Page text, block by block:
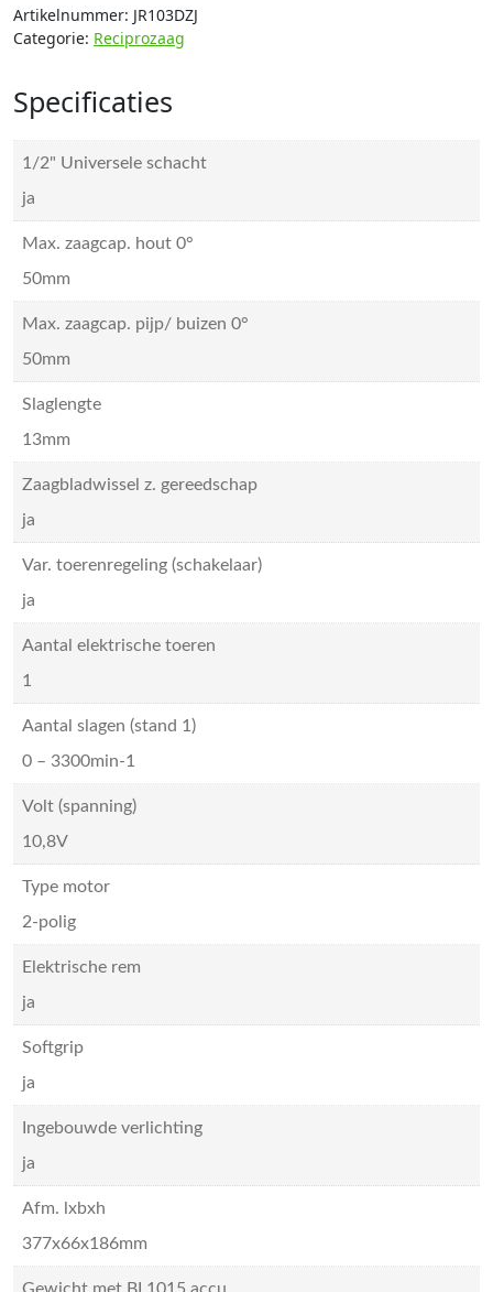
Artikelnummer: JR103DZJ
Categorie: Reciprozaag
Specificaties
1/2" Universele schacht
ja
Max. zaagcap. hout 0°
50mm
Max. zaagcap. pijp/ buizen 0°
50mm
Slaglengte
13mm
Zaagbladwissel z. gereedschap
ja
Var. toerenregeling (schakelaar)
ja
Aantal elektrische toeren
1
Aantal slagen (stand 1)
0 – 3300min-1
Volt (spanning)
10,8V
Type motor
2-polig
Elektrische rem
ja
Softgrip
ja
Ingebouwde verlichting
ja
Afm. lxbxh
377x66x186mm